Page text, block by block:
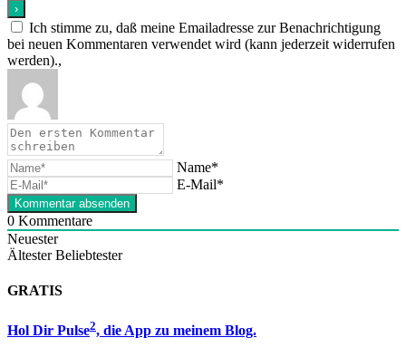
Ich stimme zu, daß meine Emailadresse zur Benachrichtigung
bei neuen Kommentaren verwendet wird (kann jederzeit widerrufen
werden).,
Name*
E-Mail*
0 Kommentare
Neuester
Ältester Beliebtester
GRATIS
Hol Dir Pulse2, die App zu meinem Blog.